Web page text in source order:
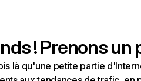
! Prenons un
là qu'une petite partie